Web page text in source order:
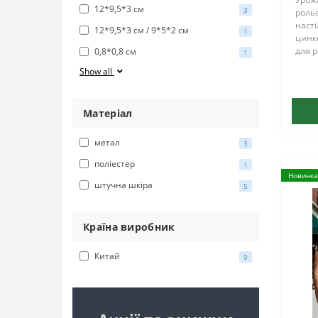
12*9,5*3 см 3
12*9,5*3 см / 9*5*2 см 1
0,8*0,8 см 1
Show all
Матеріал
метал 3
поліестер 1
штучна шкіра 5
Країна виробник
Китай 9
для
день
Новинка